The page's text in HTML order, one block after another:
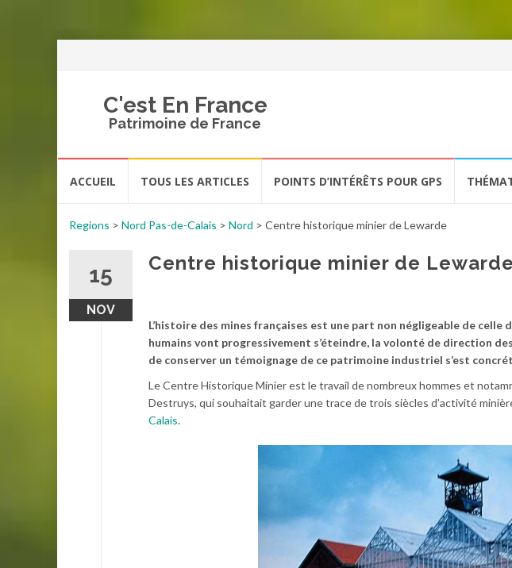
C'est En France
Patrimoine de France
ACCUEIL TOUS LES ARTICLES POINTS D’INTÉRÊTS POUR GPS
Regions > Nord Pas-de-Calais > Nord > Centre historique minier de Lewarde
15
NOV
Centre historique minier de Lewarde
L’histoire des mines françaises est une part non négligeable de celle
humains vont progressivement s’éteindre, la volonté de direction
de conserver un témoignage de ce patrimoine industriel s’est
Le Centre Historique Minier est le travail de nombreux hommes et
Destruys, qui souhaitait garder une trace de trois siècles d’activité
Calais.